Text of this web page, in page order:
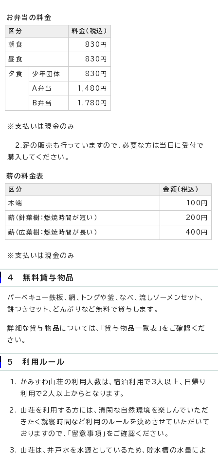
お弁当の料金
区分 料金（税込）
朝食 830円
昼食 830円
夕食 少年団体 830円
A弁当 1,480円
B弁当 1,780円
※支払いは現金のみ
2.薪の販売も行っていますので、必要な方は当日に受付で
購入してください。
薪の料金表
区分 金額（税込）
木端 100円
薪（針葉樹：燃焼時間が短い） 200円
薪（広葉樹：燃焼時間が長い） 400円
※支払いは現金のみ
4 無料貸与物品
バーベキュー鉄板、網、トングや釜、なべ、流しソーメンセット、
餅つきセット、どんぶりなど無料で貸与します。
詳細な貸与物品については、「貸与物品一覧表」をご確認くだ
さい。
5 利用ルール
かみすわ山荘の利用人数は、宿泊利用で3人以上、日帰り
利用で2人以上からとなります。
山荘を利用する方には、清閑な自然環境を楽しんでいただ
きたく就寝時間など利用のルールを決めさせていただいて
おりますので、「留意事項」をご確認ください。
山荘は、井戸水を水源としているため、貯水槽の水量によ